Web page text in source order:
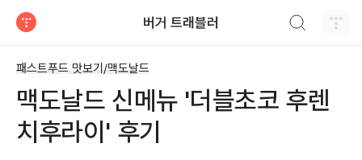
버거 트래블러
패스트푸드 맛보기/맥도날드
맥도날드 신메뉴 '더블초코 후렌
치후라이' 후기